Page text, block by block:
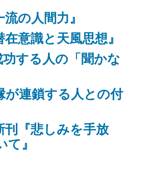
の人間力』
意識と天風思想』
する人の「聞かな
連鎖する人との付
『悲しみを手放
』